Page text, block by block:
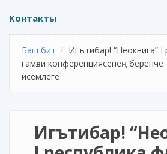
Контакты
Баш бит
Игътибар! “Неокнига” I
гамәли конференциясенең беренче
исемлеге
Игътибар!